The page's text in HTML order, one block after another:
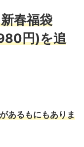
春福袋
円)を追
あるもにもありま